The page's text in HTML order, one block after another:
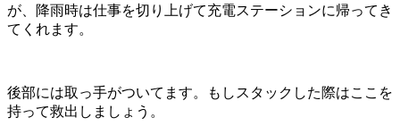
が、降雨時は仕事を切り上げて充電ステーションに帰ってき
てくれます。
後部には取っ手がついてます。もしスタックした際はここを
持って救出しましょう。